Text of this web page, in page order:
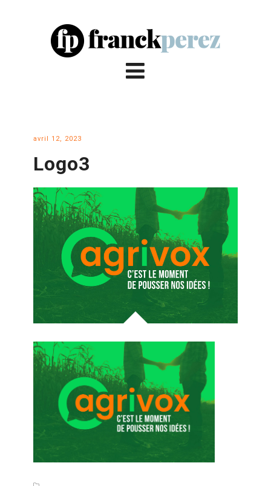
avril 12, 2023
Logo3